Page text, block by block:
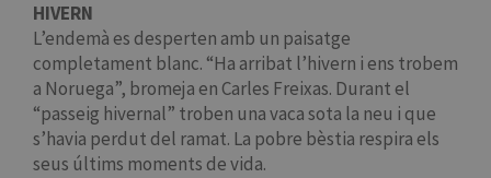
HIVERN
L’endemà es desperten amb un paisatge
completament blanc. “Ha arribat l’hivern i ens trobem
a Noruega”, bromeja en Carles Freixas. Durant el
“passeig hivernal” troben una vaca sota la neu i que
s’havia perdut del ramat. La pobre bèstia respira els
seus últims moments de vida.